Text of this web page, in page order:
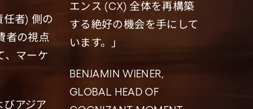
者) 側の
者の視点
、マーケ
アジア
エンス (CX) 全体を再構築
する絶好の機会を手にして
います。」
BENJAMIN WIENER,
GLOBAL HEAD OF